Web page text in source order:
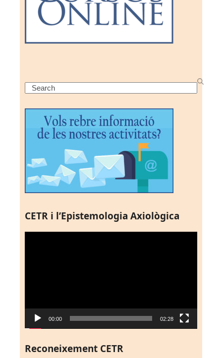
Search
CETR i l’Epistemologia Axiològica
00:00 02:28
Reconeixement CETR